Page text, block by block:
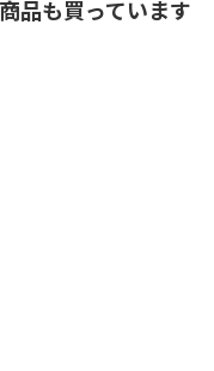
品も買っています